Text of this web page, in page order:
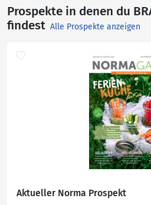
Prospekte in denen du
findest Alle Prospekte anzeigen
Aktueller Norma Prospekt